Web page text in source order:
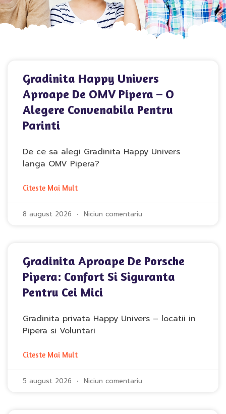
Gradinita Happy Univers
Aproape De OMV Pipera – O
Alegere Convenabila Pentru
Parinti
De ce sa alegi Gradinita Happy Univers
langa OMV Pipera?
Citeste Mai Mult
8 august 2026 Niciun comentariu
Gradinita Aproape De Porsche
Pipera: Confort Si Siguranta
Pentru Cei Mici
Gradinita privata Happy Univers – locatii in
Pipera si Voluntari
Citeste Mai Mult
5 august 2026 Niciun comentariu